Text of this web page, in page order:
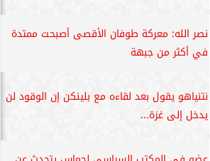
نصر الله: معركة طوفان الأقصى أصبحت ممتدة
في أكثر من جبهة
نتنياهو يقول بعد لقاءه مع بلينكن إن الوقود لن
يدخل إلى غزة...